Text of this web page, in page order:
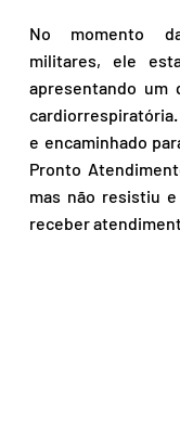
No momento
militares, ele
apresentando um
e encaminhado
Pronto
mas não resistiu
receber